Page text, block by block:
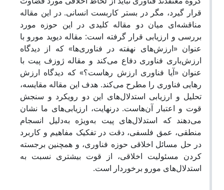
قرار گیرد، مگر در بستر کاربست انسانی. در این مقاله
مناقشه‌ای میان دو مقاله کلیدی در این حوزه مورد
بررسی و ارزیابی قرار گرفته است: مقاله دیوید مورو با
عنوان «ارزش‌های نهفته در فناوری‌ها» که از دیدگاه
ارزش‌باری فناوری دفاع می‌کند و مقاله ژوزف پیت با
عنوان «آیا فناوری ارزش رهاست؟» که دیدگاه ارزش
رهایی فناوری را مطرح می‌کند. هدف این مقاله مقایسه،
تحلیل و ارزیابی استدلال‌های این دو رویکرد و سنجش
قوت و اعتبار آن‌هاست. درنهایت، ارزیابی‌های ما نشان
می‌دهند که استدلال‌های پیت به‌ویژه به‌دلیل انسجام
منطقی، عمق فلسفی، دقت در تفکیک مفاهیم و کاربرد
در حل مسائل اخلاقی حوزه فناوری، و همچنین برجسته
کردن مسئولیت اخلاقی، از قوت بیشتری نسبت به
استدلال‌های مورو برخوردار است.